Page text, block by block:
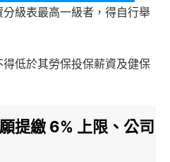
分級表最高一級者，得自行舉
低於其勞保投保薪資及健保
提繳 6% 上限、公司